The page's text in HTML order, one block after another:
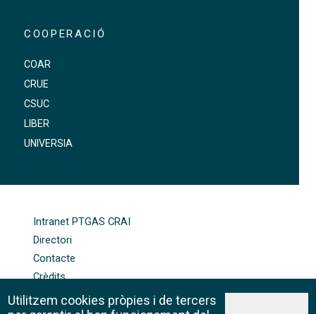
COOPERACIÓ
COAR
CRUE
CSUC
LIBER
UNIVERSIA
Intranet PTGAS CRAI
Directori
Contacte
Crèdits
Utilitzem cookies pròpies i de tercers